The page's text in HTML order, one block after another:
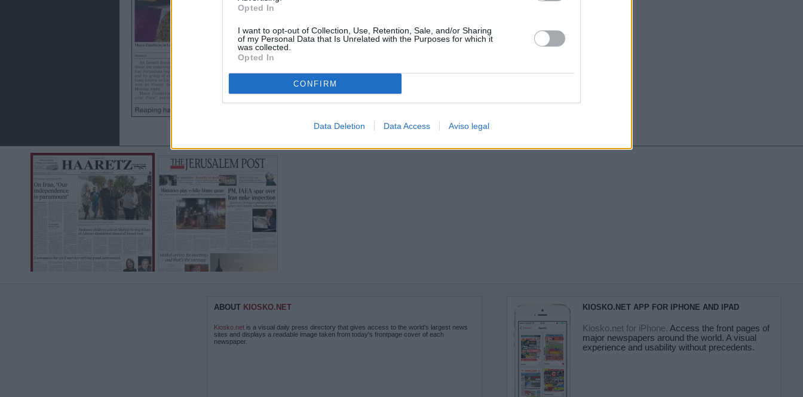
Opted In
I want to opt-out of Collection, Use, Retention, Sale, and/or Sharing
of my Personal Data that Is Unrelated with the Purposes for which it
was collected.
Opted In
CONFIRM
Data Deletion Data Access Aviso legal
ABOUT KIOSKO.NET
Kiosko.net is a visual daily press directory that gives access to the world's largest news
sites and displays a readable image taken from today's frontpage cover of each
newspaper.
KIOSKO.NET APP FOR IPHONE AND IPAD
Kiosko.net for iPhone. Access the front pages of
major newspapers around the world. A visual
experience and usability without precedents.